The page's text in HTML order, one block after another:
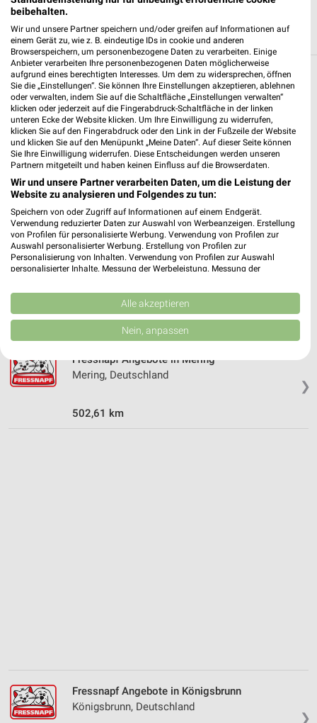
Weitere Fressnapf Geschäfte mit Angeboten
in und um Landsberg (Lech)
5 Geschäfte und Orte
Fressnapf Angebote in Schwabmünchen
Schwabmünchen, Deutschland
519,03 km
Fressnapf Angebote in Kaufbeuren
549,84 km
❯
Fressnapf Angebote in Mering
Mering, Deutschland
502,61 km
❯
Fressnapf Angebote in Königsbrunn
Königsbrunn, Deutschland
beibehalten.
Wir und unsere Partner speichern und/oder greifen auf Informationen auf
einem Gerät zu, wie z. B. eindeutige IDs in cookie und anderen
Browserspeichern, um personenbezogene Daten zu verarbeiten. Einige
Anbieter verarbeiten Ihre personenbezogenen Daten möglicherweise
aufgrund eines berechtigten Interesses. Um dem zu widersprechen, öffnen
Sie die „Einstellungen“. Sie können Ihre Einstellungen akzeptieren, ablehnen
oder verwalten, indem Sie auf die Schaltfläche „Einstellungen verwalten“
klicken oder jederzeit auf die Fingerabdruck-Schaltfläche in der linken
unteren Ecke der Website klicken. Um Ihre Einwilligung zu widerrufen,
klicken Sie auf den Fingerabdruck oder den Link in der Fußzeile der Website
und klicken Sie auf den Menüpunkt „Meine Daten“. Auf dieser Seite können
Sie Ihre Einwilligung widerrufen. Diese Entscheidungen werden unseren
Partnern mitgeteilt und haben keinen Einfluss auf die Browserdaten.
Wir und unsere Partner verarbeiten Daten, um die Leistung der
Website zu analysieren und Folgendes zu tun:
Speichern von oder Zugriff auf Informationen auf einem Endgerät.
Verwendung reduzierter Daten zur Auswahl von Werbeanzeigen. Erstellung
von Profilen für personalisierte Werbung. Verwendung von Profilen zur
Auswahl personalisierter Werbung. Erstellung von Profilen zur
Personalisierung von Inhalten. Verwendung von Profilen zur Auswahl
personalisierter Inhalte. Messung der Werbeleistung. Messung der
Kombinationen von Daten aus verschiedenen Quellen. Entwicklung und
Verbesserung der Angebote. Verwendung reduzierter Daten zur Auswahl
von Inhalten.
Daten können außerhalb der Europäischen Union weitergegeben und in die
USA gesendet werden.
Website/App.
Partnerliste anzeigen (1 IAB-Anbieter)
IAB-Verarbeitungszwecke:
Messung der Werbeleistung
Messung der Performance von Inhalten
Alle akzeptieren
Nein, anpassen